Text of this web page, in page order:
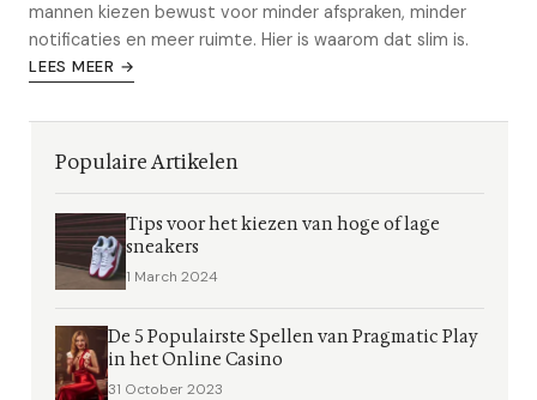
mannen kiezen bewust voor minder afspraken, minder
notificaties en meer ruimte. Hier is waarom dat slim is.
LEES MEER →
Populaire Artikelen
Tips voor het kiezen van hoge of lage
sneakers
1 March 2024
De 5 Populairste Spellen van Pragmatic Play
in het Online Casino
31 October 2023